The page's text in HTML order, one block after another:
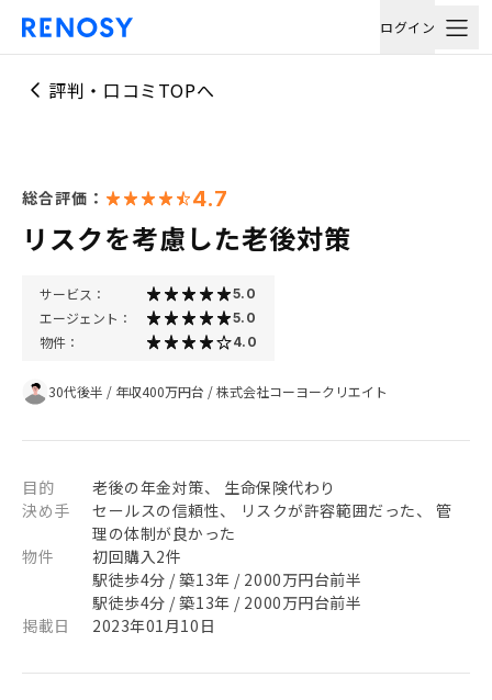
ログイン
評判・口コミTOPへ
総合評価： 4.7
リスクを考慮した老後対策
サービス： 5.0
エージェント： 5.0
物件： 4.0
30代後半 / 年収400万円台 /株式会社コーヨークリエイト
目的
老後の年金対策、 生命保険代わり
決め手
セールスの信頼性、 リスクが許容範囲だった、 管
理の体制が良かった
物件
初回購入2件
駅徒歩4分 / 築13年 / 2000万円台前半
駅徒歩4分 / 築13年 / 2000万円台前半
掲載日
2023年01月10日